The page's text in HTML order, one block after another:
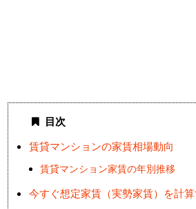
目次
賃貸マンションの家賃相場動向
賃貸マンション家賃の年別推移
今すぐ想定家賃（実勢家賃）を計算